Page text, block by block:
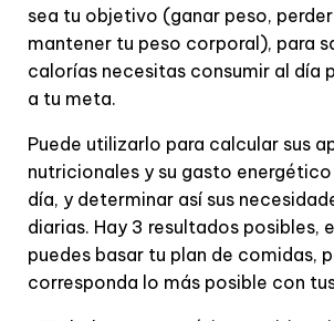
sea tu objetivo (ganar peso,
mantener tu peso corporal), para
calorías necesitas consumir al día
a tu meta.
Puede utilizarlo para calcular sus
nutricionales y su gasto
día, y determinar así sus
diarias. Hay 3 resultados posibles,
puedes basar tu plan de comidas,
corresponda lo más posible con